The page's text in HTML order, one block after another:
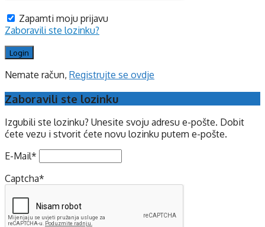
Zapamti moju prijavu
Zaboravili ste lozinku?
Nemate račun, Registrujte se ovdje
Zaboravili ste lozinku
Izgubili ste lozinku? Unesite svoju adresu e-pošte. Dobit
ćete vezu i stvorit ćete novu lozinku putem e-pošte.
E-Mail*
Captcha*